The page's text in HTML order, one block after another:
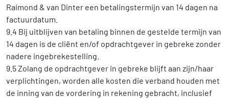
Raimond & van Dinter een betalingstermijn van 14 dagen na
factuurdatum.
9.4 Bij uitblijven van betaling binnen de gestelde termijn van
14 dagen is de cliënt en/of opdrachtgever in gebreke zonder
nadere ingebrekestelling.
9.5 Zolang de opdrachtgever in gebreke blijft aan zijn/haar
verplichtingen, worden alle kosten die verband houden met
de inning van de vordering in rekening gebracht, inclusief